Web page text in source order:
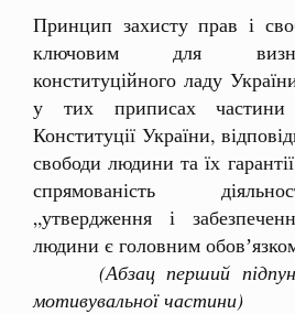
Принцип захисту прав і
ключовим для
конституційного ладу
у тих приписах частини
Конституції України,
свободи людини та їх
спрямованість
„утвердження і
людини є головним
(Абзац перший
мотивувальної частини)